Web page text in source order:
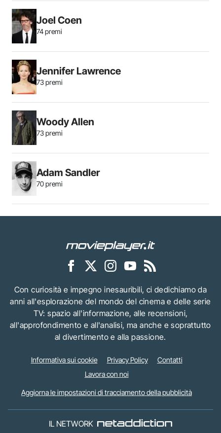
Joel Coen
74 premi
Jennifer Lawrence
73 premi
Woody Allen
73 premi
Adam Sandler
70 premi
Con curiosità e impegno inesauribili, ci dedichiamo da
anni all'esplorazione del mondo del cinema e delle serie
TV: spazio all'informazione, alle recensioni,
all'approfondimento e all'analisi, ma anche e soprattutto
al divertimento e alla passione.
Informativa sui cookie Privacy Policy
Contatti
Lavora con noi
Aggiorna le impostazioni di tracciamento della pubblicità
IL NETWORK